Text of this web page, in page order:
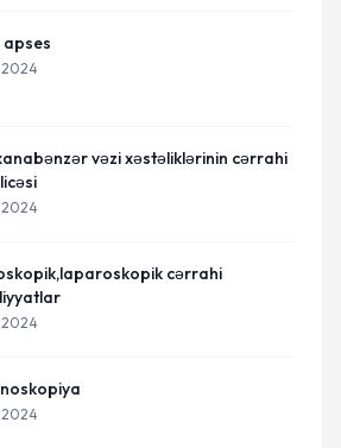
apses
vəzi xəstəliklərinin cərrahi
cərrahi